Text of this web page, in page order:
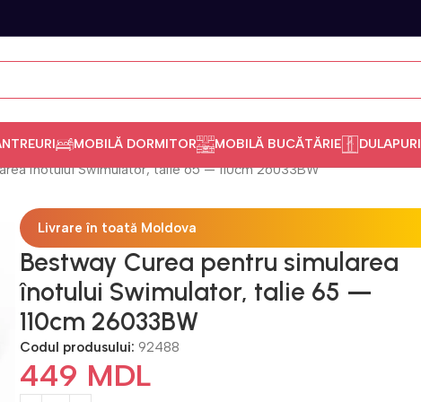
MOBILĂ DORMITOR MOBILĂ BUCĂTĂRIE DULAPURI
înotului Swimulator, talie 65 — 110cm 26033BW
Livrare în toată Moldova
Bestway Curea pentru simularea
înotului Swimulator, talie 65 —
110cm 26033BW
Codul produsului:92488
449 MDL